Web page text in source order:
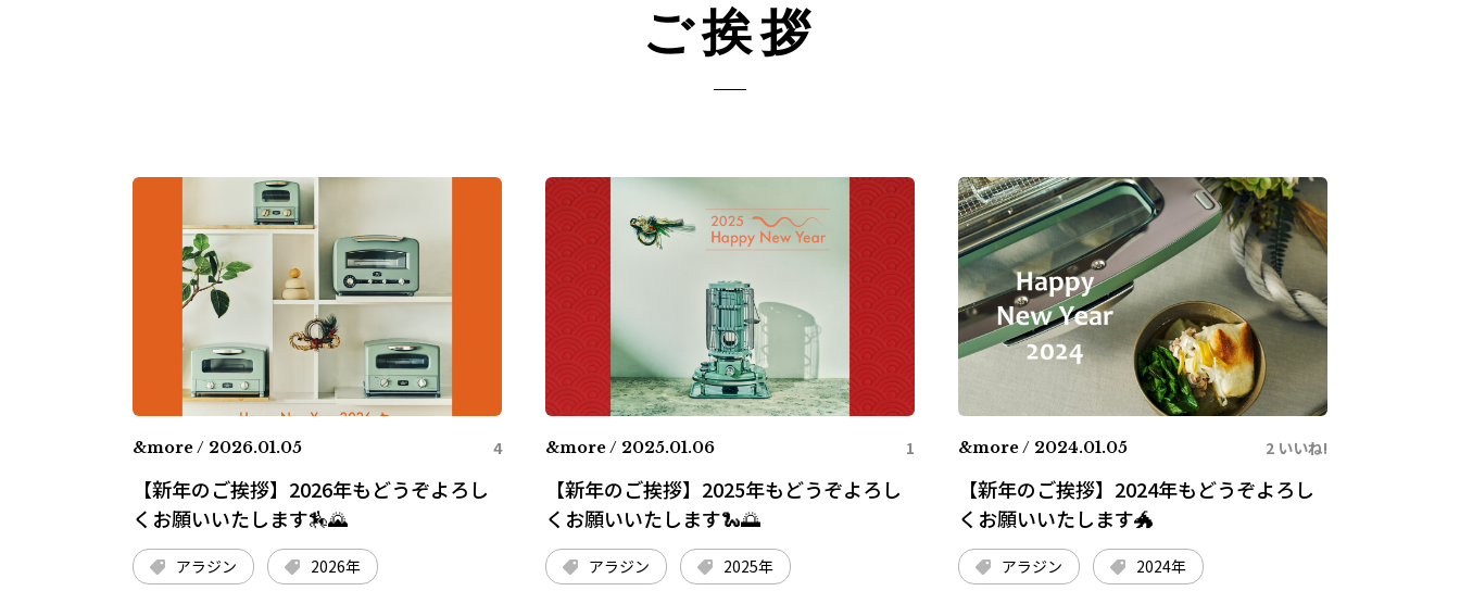
ご挨拶
&more / 2026.01.05 4
【新年のご挨拶】2026年もどうぞよろし
くお願いいたします🏇🌄
アラジン 2026年
&more / 2025.01.06 1
【新年のご挨拶】2025年もどうぞよろし
くお願いいたします🐍🌅
アラジン 2025年
&more / 2024.01.05 2 いいね!
【新年のご挨拶】2024年もどうぞよろし
くお願いいたします🐲
アラジン 2024年